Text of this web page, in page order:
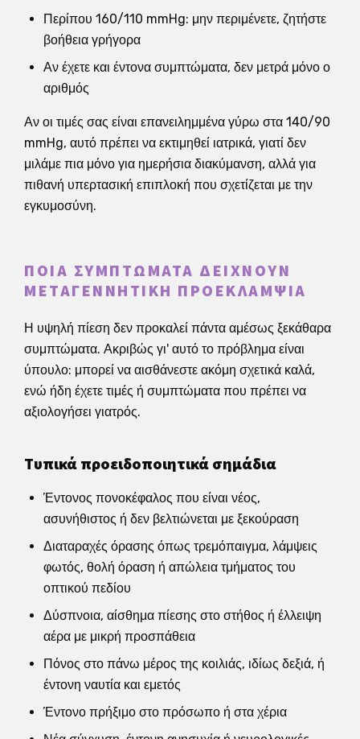
Περίπου 160/110 mmHg: μην περιμένετε, ζητήστε
βοήθεια γρήγορα
Αν έχετε και έντονα συμπτώματα, δεν μετρά μόνο ο
αριθμός
Αν οι τιμές σας είναι επανειλημμένα γύρω στα 140/90
mmHg, αυτό πρέπει να εκτιμηθεί ιατρικά, γιατί δεν
μιλάμε πια μόνο για ημερήσια διακύμανση, αλλά για
πιθανή υπερτασική επιπλοκή που σχετίζεται με την
εγκυμοσύνη.
ΠΟΙΑ ΣΥΜΠΤΏΜΑΤΑ ΔΕΊΧΝΟΥΝ
ΜΕΤΑΓΕΝΝΗΤΙΚΉ ΠΡΟΕΚΛΑΜΨΊΑ
Η υψηλή πίεση δεν προκαλεί πάντα αμέσως ξεκάθαρα
συμπτώματα. Ακριβώς γι' αυτό το πρόβλημα είναι
ύπουλο: μπορεί να αισθάνεστε ακόμη σχετικά καλά,
ενώ ήδη έχετε τιμές ή συμπτώματα που πρέπει να
αξιολογήσει γιατρός.
Τυπικά προειδοποιητικά σημάδια
Έντονος πονοκέφαλος που είναι νέος,
ασυνήθιστος ή δεν βελτιώνεται με ξεκούραση
Διαταραχές όρασης όπως τρεμόπαιγμα, λάμψεις
φωτός, θολή όραση ή απώλεια τμήματος του
οπτικού πεδίου
Δύσπνοια, αίσθημα πίεσης στο στήθος ή έλλειψη
αέρα με μικρή προσπάθεια
Πόνος στο πάνω μέρος της κοιλιάς, ιδίως δεξιά, ή
έντονη ναυτία και εμετός
Έντονο πρήξιμο στο πρόσωπο ή στα χέρια